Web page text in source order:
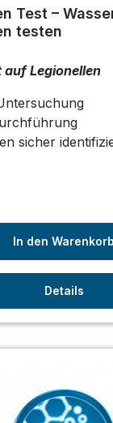
Test –
testen
auf Legionellen
sicher
In den Warenkorb
Details